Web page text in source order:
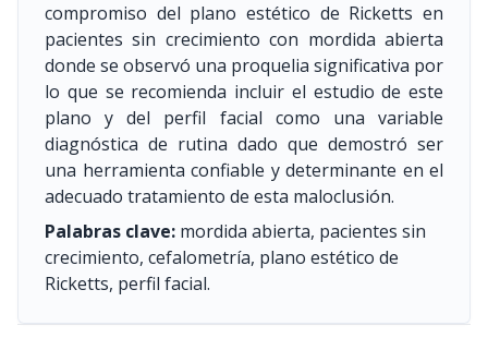
compromiso del plano estético de Ricketts en
pacientes sin crecimiento con mordida abierta
donde se observó una proquelia significativa por
lo que se recomienda incluir el estudio de este
plano y del perfil facial como una variable
diagnóstica de rutina dado que demostró ser
una herramienta confiable y determinante en el
adecuado tratamiento de esta maloclusión.
Palabras clave: mordida abierta, pacientes sin
crecimiento, cefalometría, plano estético de
Ricketts, perfil facial.